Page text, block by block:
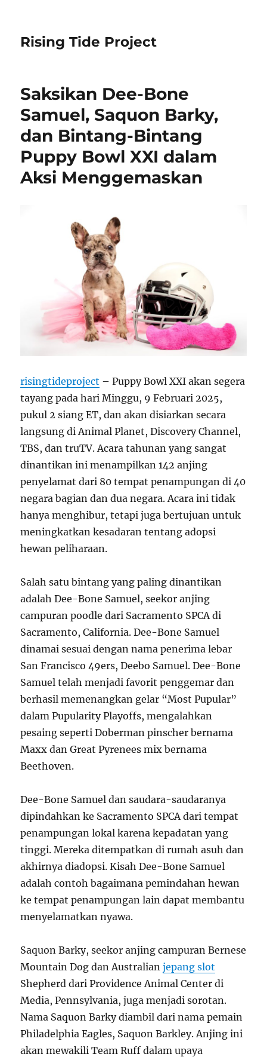
Rising Tide Project
Saksikan Dee-Bone
Samuel, Saquon Barky,
dan Bintang-Bintang
Puppy Bowl XXI dalam
Aksi Menggemaskan
risingtideproject – Puppy Bowl XXI akan segera
tayang pada hari Minggu, 9 Februari 2025,
pukul 2 siang ET, dan akan disiarkan secara
langsung di Animal Planet, Discovery Channel,
TBS, dan truTV. Acara tahunan yang sangat
dinantikan ini menampilkan 142 anjing
penyelamat dari 80 tempat penampungan di 40
negara bagian dan dua negara. Acara ini tidak
hanya menghibur, tetapi juga bertujuan untuk
meningkatkan kesadaran tentang adopsi
hewan peliharaan.
Salah satu bintang yang paling dinantikan
adalah Dee-Bone Samuel, seekor anjing
campuran poodle dari Sacramento SPCA di
Sacramento, California. Dee-Bone Samuel
dinamai sesuai dengan nama penerima lebar
San Francisco 49ers, Deebo Samuel. Dee-Bone
Samuel telah menjadi favorit penggemar dan
berhasil memenangkan gelar “Most Pupular”
dalam Pupularity Playoffs, mengalahkan
pesaing seperti Doberman pinscher bernama
Maxx dan Great Pyrenees mix bernama
Beethoven.
Dee-Bone Samuel dan saudara-saudaranya
dipindahkan ke Sacramento SPCA dari tempat
penampungan lokal karena kepadatan yang
tinggi. Mereka ditempatkan di rumah asuh dan
akhirnya diadopsi. Kisah Dee-Bone Samuel
adalah contoh bagaimana pemindahan hewan
ke tempat penampungan lain dapat membantu
menyelamatkan nyawa.
Saquon Barky, seekor anjing campuran Bernese
Mountain Dog dan Australianjepang slot
Shepherd dari Providence Animal Center di
Media, Pennsylvania, juga menjadi sorotan.
Nama Saquon Barky diambil dari nama pemain
Philadelphia Eagles, Saquon Barkley. Anjing ini
akan mewakili Team Ruff dalam upaya